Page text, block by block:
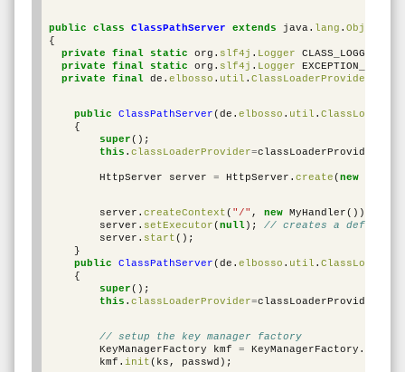
public class ClassPathServer extends java. lang . Object
{
private
final static org . slf4j . Logger CLASS_LOGGER
private
final static org . slf4j . Logger
EXCEPTION_LOGGER
private
final de . elbosso . util . ClassLoaderProvider
public ClassPathServer(de . elbosso . util .
{
super();
this . classLoaderProvider=classLoaderProvider
HttpServer server = HttpServer . create(new
server . createContext( "/" , new MyHandler());
server . setExecutor(null);
// creates a default
server . start();
}
public
ClassPathServer(de . elbosso . util .
{
super();
this . classLoaderProvider=classLoaderProvider
// setup the key manager factory
KeyManagerFactory
kmf = KeyManagerFactory .
kmf . init( ks , passwd );